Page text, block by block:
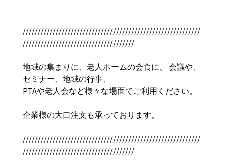
///////////////////////////////////////////////////////////
/////////////////////////////////////
地域の集まりに、老人ホームの会食に、 会議や、
セミナー、地域の行事、
PTAや老人会など様々な場面でご利用ください。
企業様の大口注文も承っております。
///////////////////////////////////////////////////////////
/////////////////////////////////////